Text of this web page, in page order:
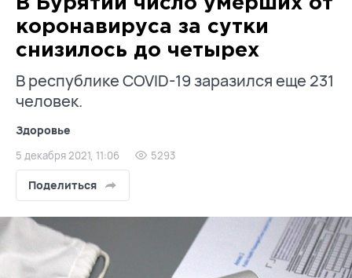
коронавируса за сутки
снизилось до четырех
В республике COVID-19 заразился еще 231
человек.
Здоровье
5 декабря 2021, 11:06 5293
Поделиться